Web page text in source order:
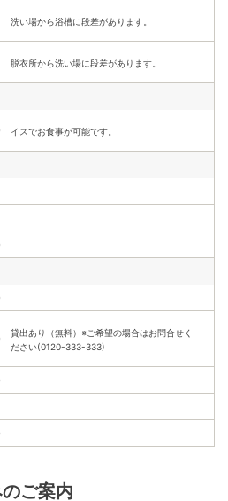
洗い場から浴槽に段差があります。
脱衣所から洗い場に段差があります。
イスでお食事が可能です。
貸出あり（無料）※ご希望の場合はお問合せく
ださい(0120-333-333)
ご案内